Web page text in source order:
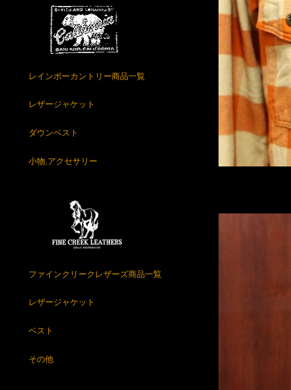
レインボーカントリー商品一覧
レザージャケット
ダウンベスト
小物,アクセサリー
ファインクリークレザーズ商品一覧
レザージャケット
ベスト
その他